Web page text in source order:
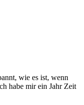
wie es ist, wenn
habe mir ein Jahr Zeit